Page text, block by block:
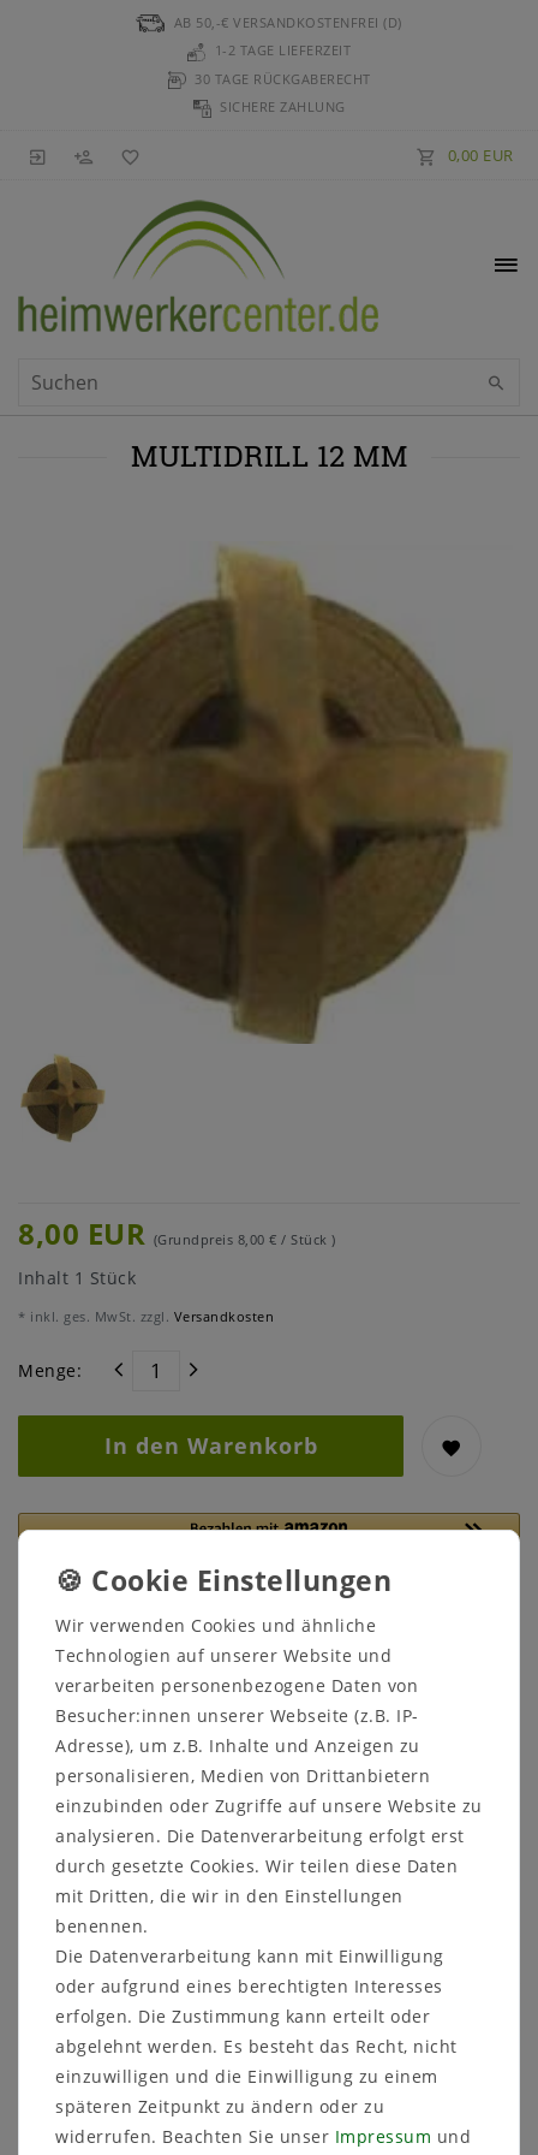
AB 50,-€ VERSANDKOSTENFREI (D)
1-2 TAGE LIEFERZEIT
30 TAGE RÜCKGABERECHT
SICHERE ZAHLUNG
0,00 EUR
MULTIDRILL 12 MM
8,00 EUR (Grundpreis 8,00 € / Stück )
Inhalt 1 Stück
* inkl. ges. MwSt. zzgl. Versandkosten
Menge:
In den Warenkorb
Lieferfrist 1-3 Tage
Artikelnummer
Sicher
einkaufen
Schneller
Kostenlose
Beratung
03591 46 40 90
Beschreibung
Technische Daten
Weitere Details
Wir verwenden Cookies und ähnliche
Technologien auf unserer Website und
verarbeiten personenbezogene Daten von
Besucher:innen unserer Webseite (z.B. IP-
Adresse), um z.B. Inhalte und Anzeigen zu
personalisieren, Medien von Drittanbietern
einzubinden oder Zugriffe auf unsere Website zu
analysieren. Die Datenverarbeitung erfolgt erst
durch gesetzte Cookies. Wir teilen diese Daten
mit Dritten, die wir in den Einstellungen
benennen.
Die Datenverarbeitung kann mit Einwilligung
oder aufgrund eines berechtigten Interesses
erfolgen. Die Zustimmung kann erteilt oder
abgelehnt werden. Es besteht das Recht, nicht
einzuwilligen und die Einwilligung zu einem
späteren Zeitpunkt zu ändern oder zu
widerrufen. Beachten Sie unser Impressum und